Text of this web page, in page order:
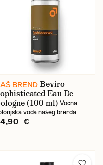
BREND Beviro
Eau De
(100 ml) Voćna
voda našeg brenda
€